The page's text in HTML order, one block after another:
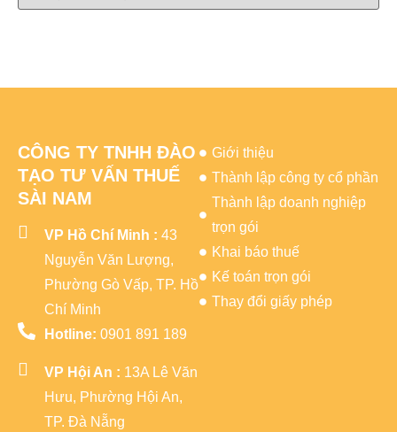
CÔNG TY TNHH ĐÀO
TẠO TƯ VẤN THUẾ
SÀI NAM
VP Hồ Chí Minh : 43
Nguyễn Văn Lượng,
Phường Gò Vấp, TP. Hồ
Chí Minh
Hotline: 0901 891 189
VP Hội An : 13A Lê Văn
Hưu, Phường Hội An,
TP. Đà Nẵng
Giới thiệu
Thành lập công ty cổ phần
Thành lập doanh nghiệp
trọn gói
Khai báo thuế
Kế toán trọn gói
Thay đổi giấy phép